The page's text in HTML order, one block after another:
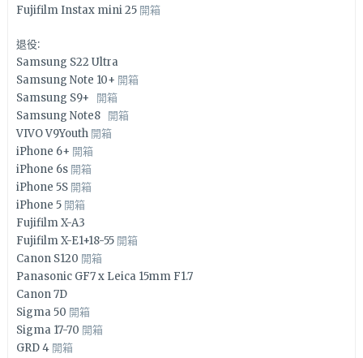
Fujifilm Instax mini 25 開箱
退役:
Samsung S22 Ultra
Samsung Note 10+ 開箱
Samsung S9+ 開箱
Samsung Note8 開箱
VIVO V9Youth 開箱
iPhone 6+ 開箱
iPhone 6s 開箱
iPhone 5S 開箱
iPhone 5 開箱
Fujifilm X-A3
Fujifilm X-E1+18-55 開箱
Canon S120 開箱
Panasonic GF7 x Leica 15mm F1.7
Canon 7D
Sigma 50 開箱
Sigma 17-70 開箱
GRD 4 開箱